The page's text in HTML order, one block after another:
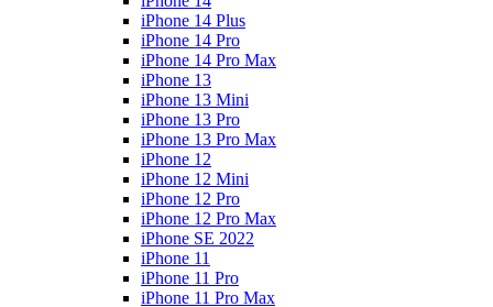
iPhone 14 Plus
iPhone 14 Pro
iPhone 14 Pro Max
iPhone 13
iPhone 13 Mini
iPhone 13 Pro
iPhone 13 Pro Max
iPhone 12
iPhone 12 Mini
iPhone 12 Pro
iPhone 12 Pro Max
iPhone SE 2022
iPhone 11
iPhone 11 Pro
iPhone 11 Pro Max